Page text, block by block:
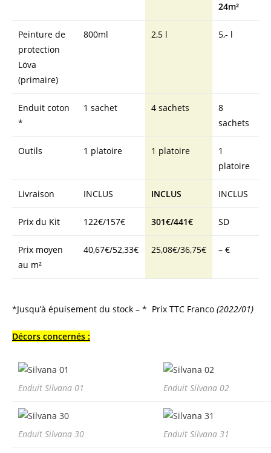
24m²
Peinture de
protection
Löva
(primaire)
800ml 2,5 l 5,- l
Enduit coton
*
1 sachet 4 sachets
8
sachets
Outils 1 platoire 1 platoire
1
platoire
Livraison INCLUS INCLUS INCLUS
Prix du Kit 122€/157€ 301€/441€ SD
Prix moyen
au m²
40,67€/52,33€ 25,08€/36,75€ – €
*Jusqu’à épuisement du stock – * Prix TTC Franco (2022/01)
Décors concernés :
Enduit Silvana 01 Enduit Silvana 02
Enduit Silvana 30 Enduit Silvana 31